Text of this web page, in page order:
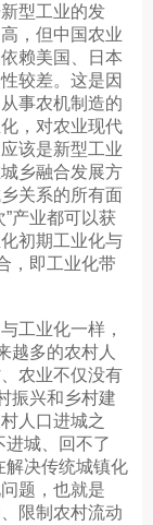
型工业的发
，但中国农业
赖美国、日本
较差。这是因
事农机制造的
，对农业现代
该是新型工业
乡融合发展方
关系的所有面
产业都可以获
初期工业化与
，即工业化带
工业化一样，
越多的农村人
农业不仅没有
振兴和乡村建
人口进城之
进城、回不了
解决传统城镇化
题，也就是
限制农村流动